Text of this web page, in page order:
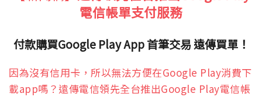
電信帳單支付服務
付款購買Google Play App 首筆交易 遠傳買單！
因為沒有信用卡，所以無法方便在Google Play消費下
載app嗎？遠傳電信領先全台推出Google Play電信帳